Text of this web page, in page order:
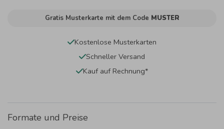
Gratis Musterkarte mit dem Code MUSTER
Kostenlose Musterkarten
Schneller Versand
Kauf auf Rechnung*
Formate und Preise